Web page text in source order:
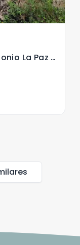
Venta terreno Mirador San Antonio La Paz El Progreso